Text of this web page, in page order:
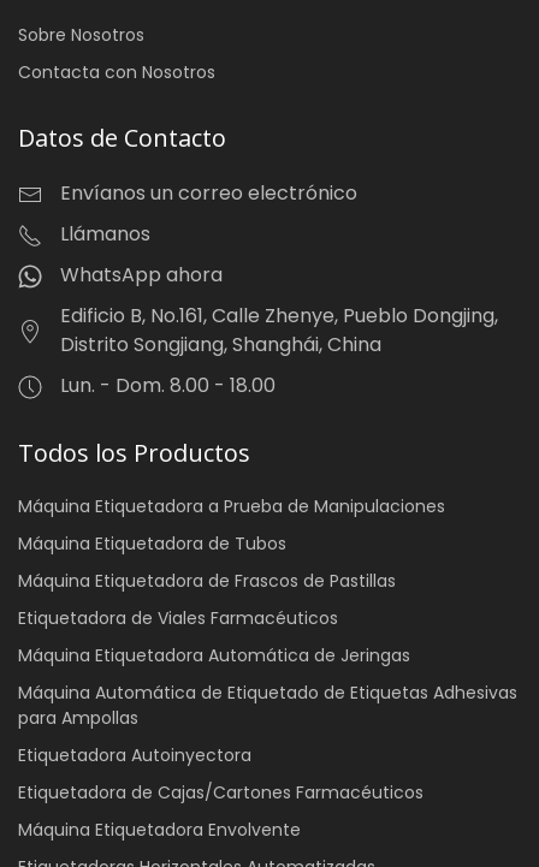
Sobre Nosotros
Contacta con Nosotros
Datos de Contacto
Envíanos un correo electrónico
Llámanos
WhatsApp ahora
Edificio B, No.161, Calle Zhenye, Pueblo Dongjing,
Distrito Songjiang, Shanghái, China
Lun. - Dom. 8.00 - 18.00
Todos los Productos
Máquina Etiquetadora a Prueba de Manipulaciones
Máquina Etiquetadora de Tubos
Máquina Etiquetadora de Frascos de Pastillas
Etiquetadora de Viales Farmacéuticos
Máquina Etiquetadora Automática de Jeringas
Máquina Automática de Etiquetado de Etiquetas Adhesivas
para Ampollas
Etiquetadora Autoinyectora
Etiquetadora de Cajas/Cartones Farmacéuticos
Máquina Etiquetadora Envolvente